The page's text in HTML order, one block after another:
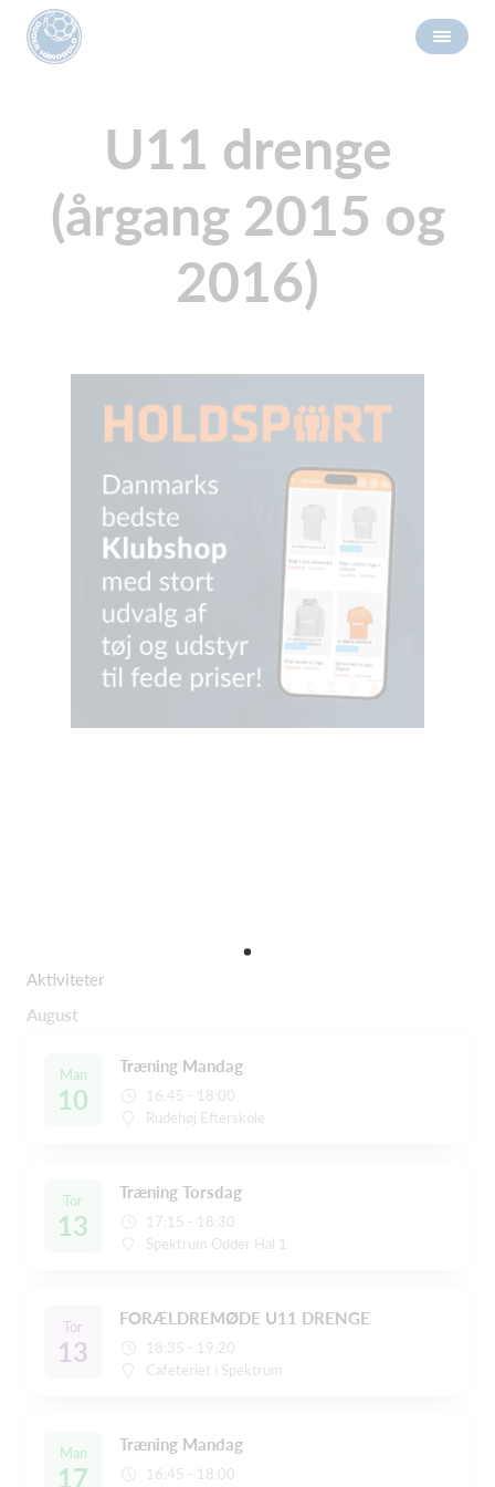
U11 drenge
(årgang 2015 og
2016)
Aktiviteter
August
Man
10
Træning Mandag
16:45 - 18:00
Rudehøj Efterskole
Tor
13
Træning Torsdag
17:15 - 18:30
Spektrum Odder Hal 1
Tor
13
FORÆLDREMØDE U11 DRENGE
18:35 - 19:20
Cafeteriet i Spektrum
Man
17
Træning Mandag
16:45 - 18:00